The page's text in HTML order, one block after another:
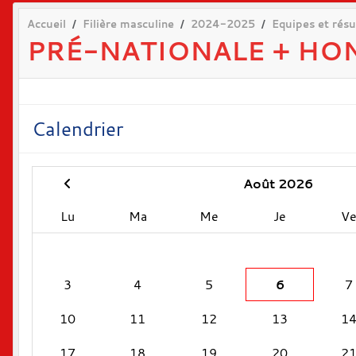
Accueil Filière masculine 2024-2025 Equipes et
PRÉ-NATIONALE +
Calendrier
Août 2026
Lu
Ma Me Je Ve
3
4 5 6 7
10
11 12 13 14